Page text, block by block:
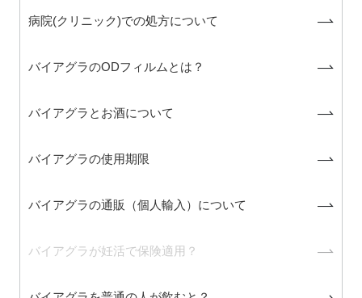
病院(クリニック)での処方について
バイアグラのODフィルムとは？
バイアグラとお酒について
バイアグラの使用期限
バイアグラの通販（個人輸入）について
バイアグラが妊活で保険適用？